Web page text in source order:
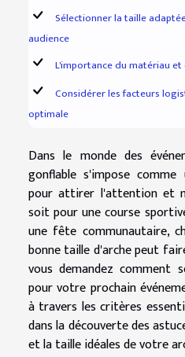
Sélectionner la taille
audience
L'importance du matériau
Considérer les facteurs
optimale
Dans le monde des
gonflable s'impose
pour attirer l'attention et
soit pour une course
une fête communautaire,
bonne taille d'arche peut
vous demandez comment
pour votre prochain
à travers les critères
dans la découverte des
et la taille idéales de votre